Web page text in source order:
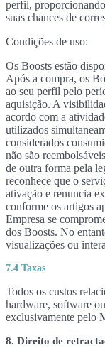
perfil,
suas chances de
Condições de uso:
Os Boosts estão
Após a compra, os
ao seu perfil pelo
aquisição. A
acordo com a
utilizados
considerados
não são
de outra forma pela
reconhece que o
ativação e renuncia
conforme os artigos
Empresa se
dos Boosts. No
visualizações ou
7.4 Taxas
Todos os custos
hardware, software
exclusivamente pelo
8. Direito de